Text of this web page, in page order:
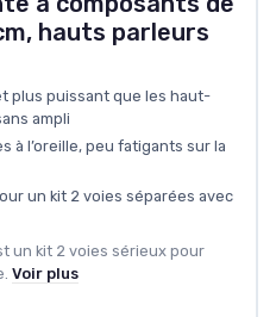
hauts parleurs
plus puissant que les haut-
ampli
à l’oreille, peu fatigants sur la
un kit 2 voies séparées avec
un kit 2 voies sérieux pour
Voir plus